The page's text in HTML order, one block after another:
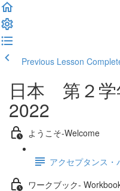
Previous Lesson
日本 第２学
2022
ようこそ‐Welcome
アクセプタンス・
ワークブック-